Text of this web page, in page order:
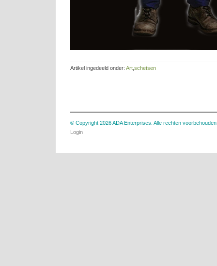
Artikel ingedeeld onder: Art schetsen
© Copyright 2026 ADA Enterprises. Alle rechten
Login